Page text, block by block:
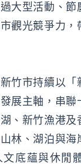
大型活動、節
觀光競爭力，
竹市持續以「
展主軸，串聯
、新竹漁港及
林、湖泊與海
文底蘊與休閒